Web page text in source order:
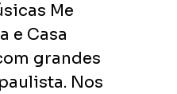
Me
e Casa
grandes
Nos